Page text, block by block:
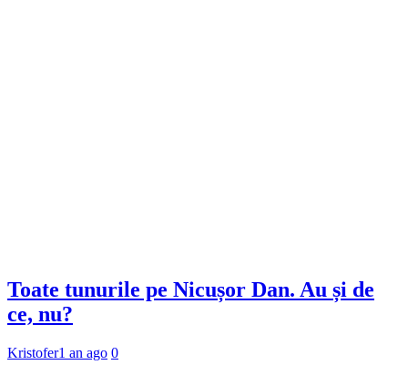
Toate tunurile pe Nicușor Dan. Au și de
ce, nu?
Kristofer1 an ago 0